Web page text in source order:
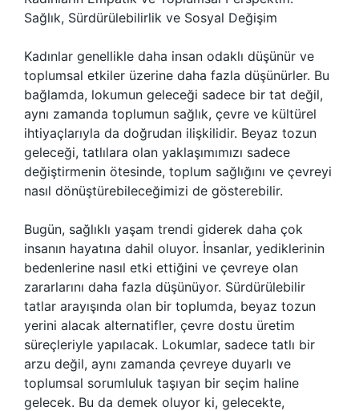
Sağlık, Sürdürülebilirlik ve Sosyal Değişim
Kadınlar genellikle daha insan odaklı düşünür ve
toplumsal etkiler üzerine daha fazla düşünürler. Bu
bağlamda, lokumun geleceği sadece bir tat değil,
aynı zamanda toplumun sağlık, çevre ve kültürel
ihtiyaçlarıyla da doğrudan ilişkilidir. Beyaz tozun
geleceği, tatlılara olan yaklaşımımızı sadece
değiştirmenin ötesinde, toplum sağlığını ve çevreyi
nasıl dönüştürebileceğimizi de gösterebilir.
Bugün, sağlıklı yaşam trendi giderek daha çok
insanın hayatına dahil oluyor. İnsanlar, yediklerinin
bedenlerine nasıl etki ettiğini ve çevreye olan
zararlarını daha fazla düşünüyor. Sürdürülebilir
tatlar arayışında olan bir toplumda, beyaz tozun
yerini alacak alternatifler, çevre dostu üretim
süreçleriyle yapılacak. Lokumlar, sadece tatlı bir
arzu değil, aynı zamanda çevreye duyarlı ve
toplumsal sorumluluk taşıyan bir seçim haline
gelecek. Bu da demek oluyor ki, gelecekte,